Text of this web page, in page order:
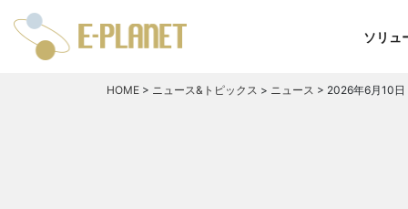
ソリュ
HOME > ニュース&トピックス > ニュース > 2026年6月10日